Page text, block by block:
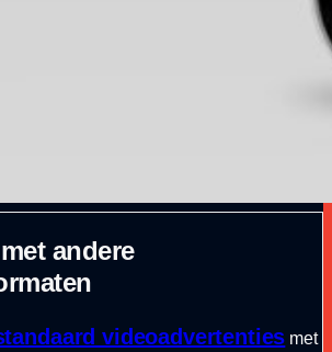
andere
videoadvertenties met